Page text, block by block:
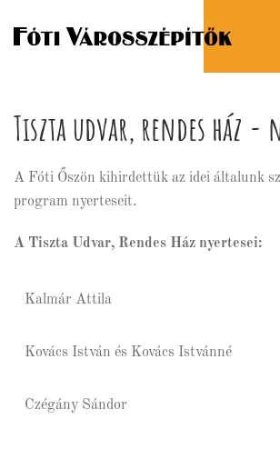
Tiszta udvar, rendes ház -
A Fóti Őszön kihirdettük az idei általunk
program nyerteseit.
A Tiszta Udvar, Rendes Ház nyertesei:
Kalmár Attila
Kovács István és Kovács Istvánné
Czégány Sándor